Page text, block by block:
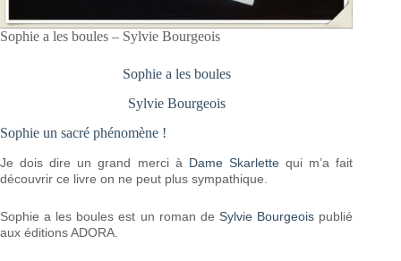
Sophie a les boules – Sylvie Bourgeois
Sophie a les boules
Sylvie Bourgeois
Sophie un sacré phénomène !
Je dois dire un grand merci à Dame Skarlettequi m’a fait
découvrir ce livre on ne peut plus sympathique.
Sophie a les boules est un roman de Sylvie Bourgeois publié
aux éditions ADORA.